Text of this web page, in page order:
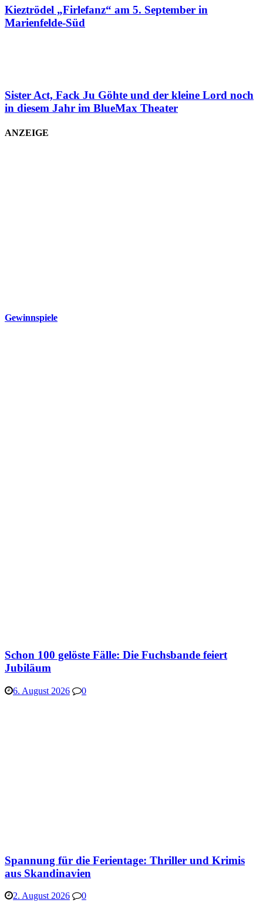
Kieztrödel „Firlefanz“ am 5. September in
Marienfelde-Süd
Sister Act, Fack Ju Göhte und der kleine Lord noch
in diesem Jahr im BlueMax Theater
ANZEIGE
Gewinnspiele
Schon 100 gelöste Fälle: Die Fuchsbande feiert
Jubiläum
6. August 2026 0
Spannung für die Ferientage: Thriller und Krimis
aus Skandinavien
2. August 2026 0